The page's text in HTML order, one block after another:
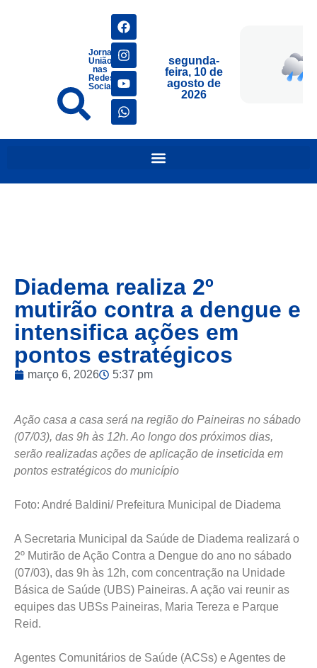
Jornais
União
nas
Redes
Sociais
segunda-
feira, 10 de
agosto de
2026
Diadema realiza 2º
mutirão contra a dengue e
intensifica ações em
pontos estratégicos
março 6, 2026 5:37 pm
Ação casa a casa será na região do Paineiras no sábado
(07/03), das 9h às 12h. Ao longo dos próximos dias,
serão realizadas ações de aplicação de inseticida em
pontos estratégicos do município
Foto: André Baldini/ Prefeitura Municipal de Diadema
A Secretaria Municipal da Saúde de Diadema realizará o
2º Mutirão de Ação Contra a Dengue do ano no sábado
(07/03), das 9h às 12h, com concentração na Unidade
Básica de Saúde (UBS) Paineiras. A ação vai reunir as
equipes das UBSs Paineiras, Maria Tereza e Parque
Reid.
Agentes Comunitários de Saúde (ACSs) e Agentes de